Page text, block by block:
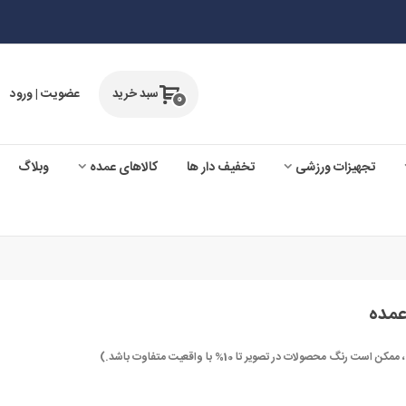
عضویت | ورود 0 سبد خرید
تجهیزات ورزشی تخفیف دار ها کالاهای عمده وبلاگ
در تصویر تا 10% با واقعیت متفاوت باشد.)